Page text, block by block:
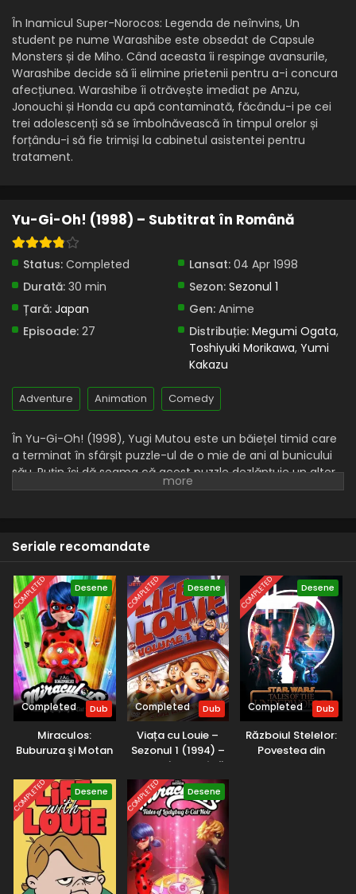
Eps 10 - Masca secretă a profesoarei - 26 March, 2025
Yu-Gi-Oh! – Sezonul 1 Episodul 9 – Explozie:
Tehnica secretă a YoYo
Eps 9 - Explozie: Tehnica secretă a YoYo - 26 March, 2025
Yu-Gi-Oh! – Sezonul 1 Episodul 8 – Apare al
patrulea maestru al jocului
Yu-Gi-Oh! – Sezonul 1 Episodul 7 – Vicleana
rebeliune a animalelor digitale
March, 2025
Yu-Gi-Oh! – Sezonul 1 Episodul 6 – O situație
disperată: Lupta pentru prietenie
Eps 6 - O situație disperată: Lupta pentru prietenie - 26
Yu-Gi-Oh! – Sezonul 1 Episodul 5 – Dezvăluirea:
Secretul lui Yugi
Yu-Gi-Oh! – Sezonul 1 Episodul 4 – Hoțul:
Legendarul ceas super rar
Cel mai puternic monstru
2025
Yu-Gi-Oh! – Sezonul 1 Episodul 2 – Jucătorul
malefic: Capcana Iadului
Eps 2 - Jucătorul malefic: Capcana Iadului - 26 March, 2025
Yu-Gi-Oh! – Sezonul 1 Episodul 1 – Lupta grea:
Jocurile întunericului
În Inamicul Super-Norocos: Legenda de neînvins, Un
student pe nume Warashibe este obsedat de Capsule
Monsters și de Miho. Când aceasta îi respinge avansurile,
Warashibe decide să îi elimine prietenii pentru a-i concura
afecțiunea. Warashibe îi otrăvește imediat pe Anzu,
Jonouchi și Honda cu apă contaminată, făcându-i pe cei
trei adolescenți să se îmbolnăvească în timpul orelor și
forțându-i să fie trimiși la cabinetul asistentei pentru
tratament.
Yu-Gi-Oh! (1998) – Subtitrat în Română
Status: Completed Lansat: 04 Apr 1998
Durată: 30 min Sezon: Sezonul 1
Țară: Japan Gen: Anime
Episoade: 27 Distribuție: Megumi Ogata,
Toshiyuki Morikawa, Yumi
Kakazu
Adventure Animation Comedy
În Yu-Gi-Oh! (1998), Yugi Mutou este un băiețel timid care
a terminat în sfârșit puzzle-ul de o mie de ani al bunicului
său. Puțin își dă seama că acest puzzle dezlănțuie un alter
ego care provoacă la un joc pe oricine îl rănește pe Yugi.
Seriale recomandate
COMPLETED Desene
Completed Dub
Miraculos:
Buburuza şi Motan
(2021) – Dublat în
Română
COMPLETED Desene
Completed Dub
Viața cu Louie –
Sezonul 1 (1994) –
Dublat în Română
COMPLETED Desene
Completed Dub
Războiul Stelelor:
Povestea din
COMPLETED Desene COMPLETED Desene